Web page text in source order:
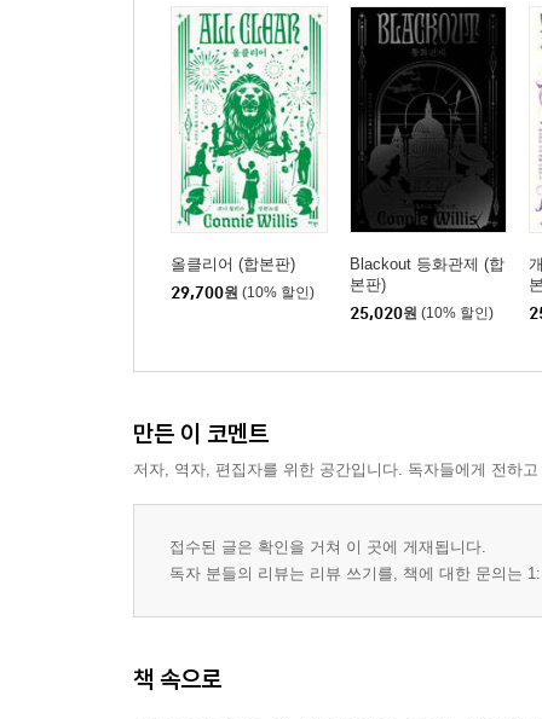
올클리어 (합본판)
29,700원 (10% 할인)
Blackout 등화관제 (합
본판)
25,020원 (10% 할인)
만든 이 코멘트
저자, 역자, 편집자를 위한 공간입니다. 독자들에게 전하
접수된 글은 확인을 거쳐 이 곳에 게재됩니다.
독자 분들의 리뷰는 리뷰 쓰기를, 책에 대한 문의는
책 속으로